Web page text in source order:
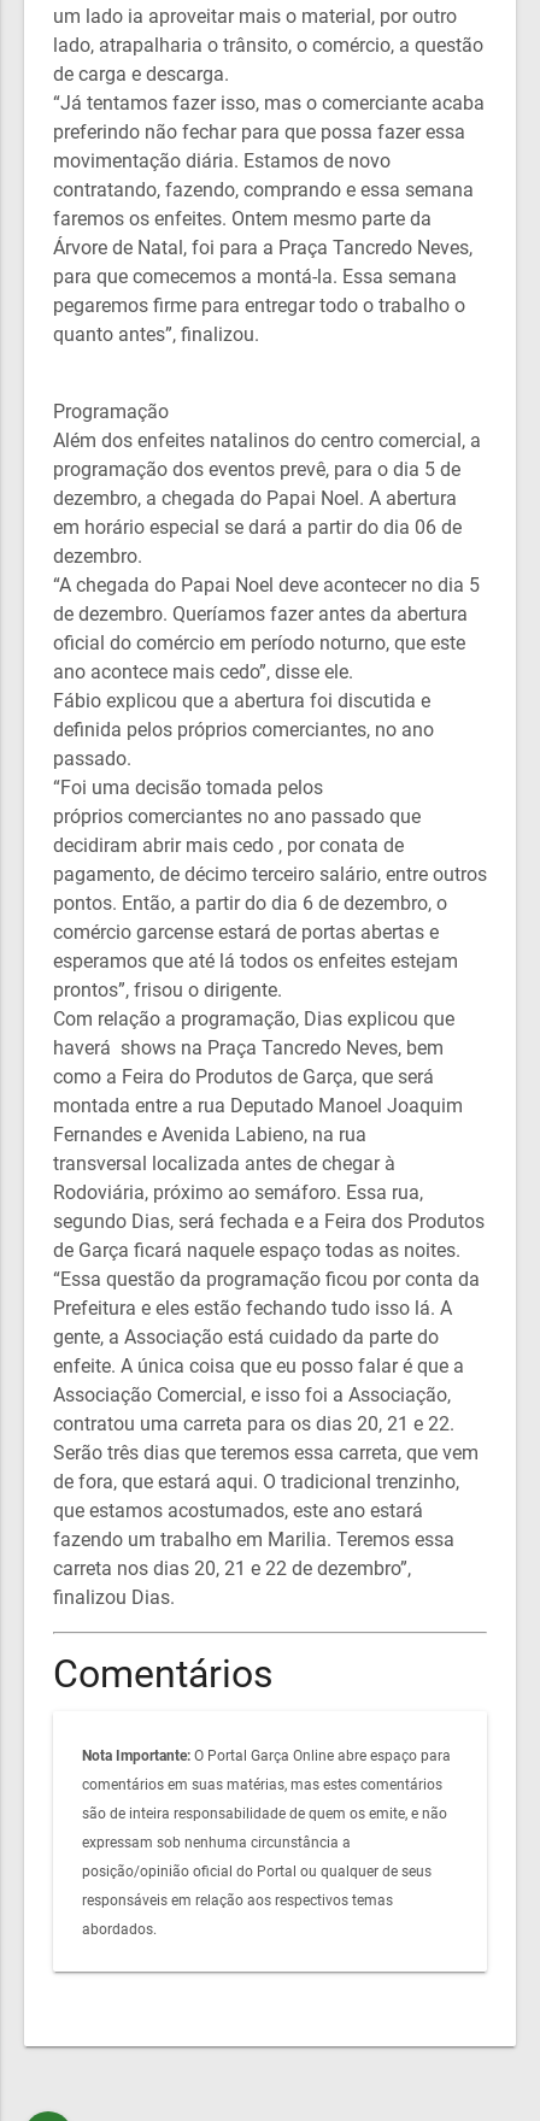
um lado ia aproveitar mais o material, por outro
lado, atrapalharia o trânsito, o comércio, a questão
de carga e descarga.
“Já tentamos fazer isso, mas o comerciante acaba
preferindo não fechar para que possa fazer essa
movimentação diária. Estamos de novo
contratando, fazendo, comprando e essa semana
faremos os enfeites. Ontem mesmo parte da
Árvore de Natal, foi para a Praça Tancredo Neves,
para que comecemos a montá-la. Essa semana
pegaremos firme para entregar todo o trabalho o
quanto antes”, finalizou.
Programação
Além dos enfeites natalinos do centro comercial, a
programação dos eventos prevê, para o dia 5 de
dezembro, a chegada do Papai Noel. A abertura
em horário especial se dará a partir do dia 06 de
dezembro.
“A chegada do Papai Noel deve acontecer no dia 5
de dezembro. Queríamos fazer antes da abertura
oficial do comércio em período noturno, que este
ano acontece mais cedo”, disse ele.
Fábio explicou que a abertura foi discutida e
definida pelos próprios comerciantes, no ano
passado.
“Foi uma decisão tomada pelos
próprios comerciantes no ano passado que
decidiram abrir mais cedo , por conata de
pagamento, de décimo terceiro salário, entre outros
pontos. Então, a partir do dia 6 de dezembro, o
comércio garcense estará de portas abertas e
esperamos que até lá todos os enfeites estejam
prontos”, frisou o dirigente.
Com relação a programação, Dias explicou que
haverá shows na Praça Tancredo Neves, bem
como a Feira do Produtos de Garça, que será
montada entre a rua Deputado Manoel Joaquim
Fernandes e Avenida Labieno, na rua
transversal localizada antes de chegar à
Rodoviária, próximo ao semáforo. Essa rua,
segundo Dias, será fechada e a Feira dos Produtos
de Garça ficará naquele espaço todas as noites.
“Essa questão da programação ficou por conta da
Prefeitura e eles estão fechando tudo isso lá. A
gente, a Associação está cuidado da parte do
enfeite. A única coisa que eu posso falar é que a
Associação Comercial, e isso foi a Associação,
contratou uma carreta para os dias 20, 21 e 22.
Serão três dias que teremos essa carreta, que vem
de fora, que estará aqui. O tradicional trenzinho,
que estamos acostumados, este ano estará
fazendo um trabalho em Marilia. Teremos essa
carreta nos dias 20, 21 e 22 de dezembro”,
finalizou Dias.
Comentários
Nota Importante: O Portal Garça Online abre espaço para
comentários em suas matérias, mas estes comentários
são de inteira responsabilidade de quem os emite, e não
expressam sob nenhuma circunstância a
posição/opinião oficial do Portal ou qualquer de seus
responsáveis em relação aos respectivos temas
abordados.